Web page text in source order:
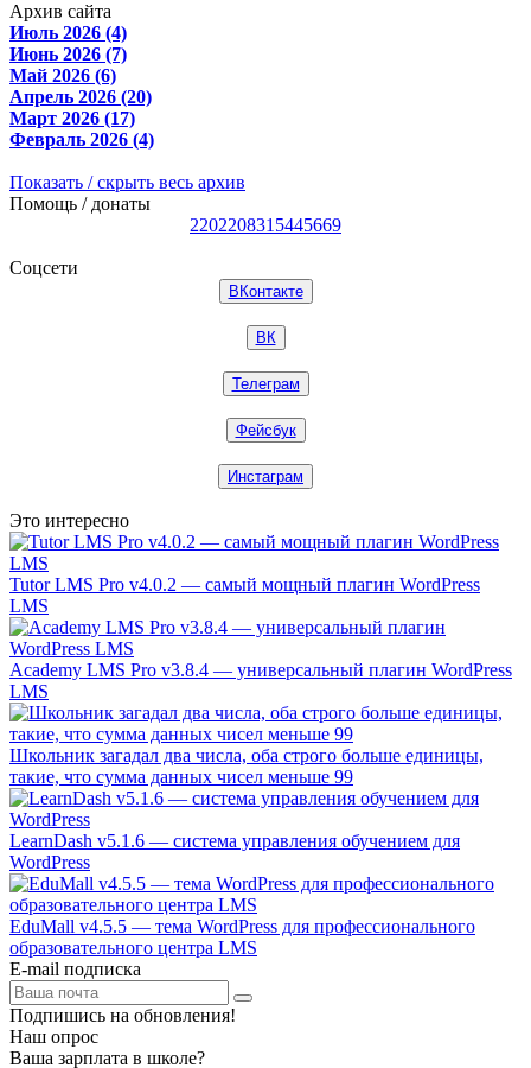
Архив сайта
Июль 2026 (4)
Июнь 2026 (7)
Май 2026 (6)
Апрель 2026 (20)
Март 2026 (17)
Февраль 2026 (4)
Показать / скрыть весь архив
Помощь / донаты
2202208315445669
Соцсети
ВКонтакте
ВК
Телеграм
Фейсбук
Инстаграм
Это интересно
Tutor LMS Pro v4.0.2 — самый мощный плагин WordPress
LMS
Academy LMS Pro v3.8.4 — универсальный плагин WordPress
LMS
Школьник загадал два числа, оба строго больше единицы,
такие, что сумма данных чисел меньше 99
LearnDash v5.1.6 — система управления обучением для
WordPress
EduMall v4.5.5 — тема WordPress для профессионального
образовательного центра LMS
E-mail подписка
Подпишись на обновления!
Наш опрос
Ваша зарплата в школе?